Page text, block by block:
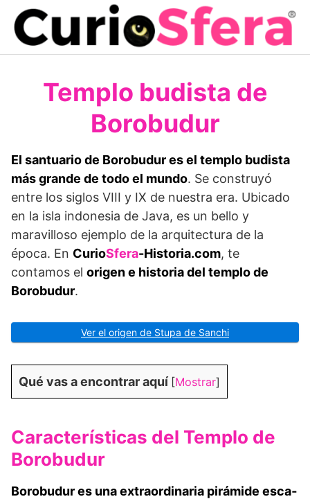
Saltar
contenido
Templo budista de
Borobudur
El santuario de Borobudur es el templo budista
más grande de todo el mundo. Se construyó
entre los siglos VIII y IX de nuestra era. Ubicado
en la isla indonesia de Java, es un bello y
maravilloso ejemplo de la arquitectura de la
época. En CurioSfera-Historia.com, te
contamos el origen e historia del templo de
Borobudur.
Ver el origen de Stupa de Sanchi
Qué vas a encontrar aquí [Mostrar]
Características del Templo de
Borobudur
Borobudur es una extraordinaria pirámide esca­